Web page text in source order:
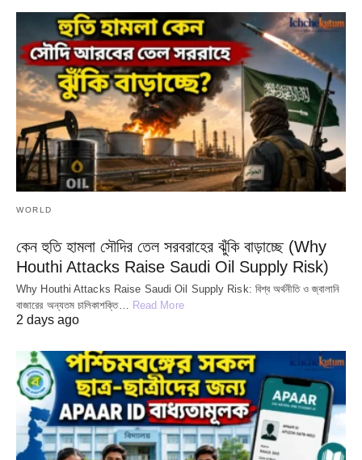
WORLD
কেন হুতি হামলা সৌদির তেল সরবরাহের ঝুঁকি বাড়াচ্ছে (Why
Houthi Attacks Raise Saudi Oil Supply Risk)
Why Houthi Attacks Raise Saudi Oil Supply Risk: বিশ্ব অর্থনীতি ও জ্বালানি
বাজারের অন্যতম চালিকাশক্তি… Read More
2 days ago